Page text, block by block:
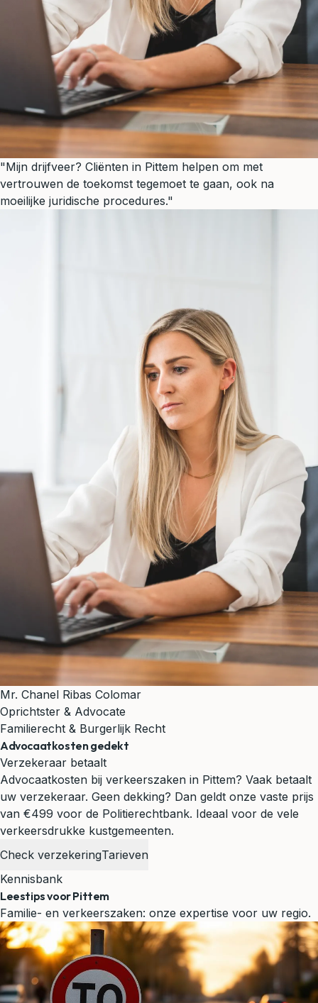
"Mijn drijfveer? Cliënten in Pittem helpen om met
vertrouwen de toekomst tegemoet te gaan, ook na
moeilijke juridische procedures."
Mr. Chanel Ribas Colomar
Oprichtster & Advocate
Familierecht & Burgerlijk Recht
Advocaatkosten gedekt
Verzekeraar betaalt
Advocaatkosten bij verkeerszaken in Pittem? Vaak betaalt
uw verzekeraar. Geen dekking? Dan geldt onze vaste prijs
van €499 voor de Politierechtbank. Ideaal voor de vele
verkeersdrukke kustgemeenten.
Check verzekeringTarieven
Kennisbank
Leestips voor Pittem
Familie- en verkeerszaken: onze expertise voor uw regio.